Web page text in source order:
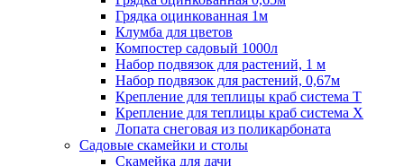
Грядка оцинкованная 1м
Клумба для цветов
Компостер садовый 1000л
Набор подвязок для растений, 1 м
Набор подвязок для растений, 0,67м
Крепление для теплицы краб система Т
Крепление для теплицы краб система Х
Лопата снеговая из поликарбоната
Садовые скамейки и столы
Скамейка для дачи